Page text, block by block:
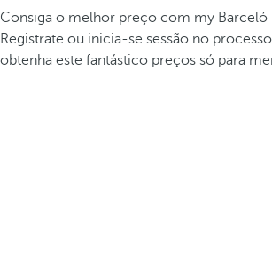
Consiga o melhor preço com my Barceló
Registrate ou inicia-se sessão no
obtenha este fantástico preços só para